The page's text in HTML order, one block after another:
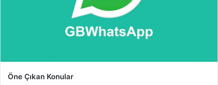
Öne Çıkan Konular